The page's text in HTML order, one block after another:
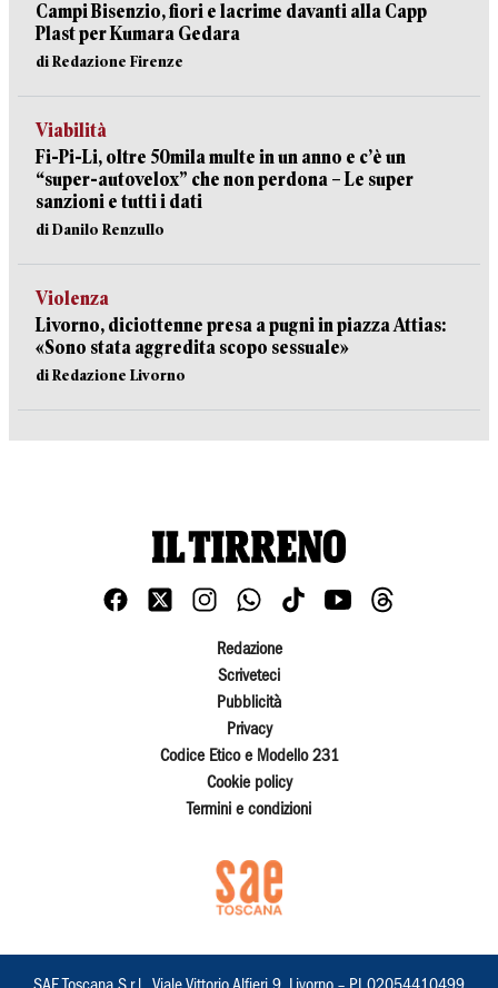
Campi Bisenzio, fiori e lacrime davanti alla Capp
Plast per Kumara Gedara
di Redazione Firenze
Viabilità
Fi-Pi-Li, oltre 50mila multe in un anno e c’è un
“super-autovelox” che non perdona – Le super
sanzioni e tutti i dati
di Danilo Renzullo
Violenza
Livorno, diciottenne presa a pugni in piazza Attias:
«Sono stata aggredita scopo sessuale»
di Redazione Livorno
Redazione
Scriveteci
Pubblicità
Privacy
Codice Etico e Modello 231
Cookie policy
Termini e condizioni